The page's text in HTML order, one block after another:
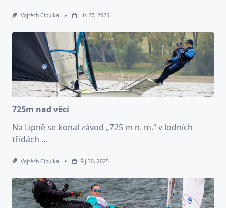
Vojtěch Cibulka Lis 27, 2025
725m nad věcí
Na Lipně se konal závod „725 m n. m.“ v lodních
třídách ...
Vojtěch Cibulka Říj 30, 2025